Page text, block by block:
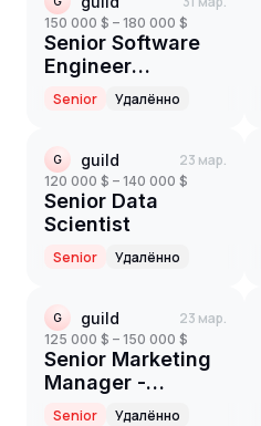
150 000 $ – 180 000 $
Senior Software
Engineer
(Remote)
Senior Удалённо
G guild 23 мар.
120 000 $ – 140 000 $
Senior Data
Scientist
Senior Удалённо
G guild 23 мар.
125 000 $ – 150 000 $
Senior Marketing
Manager -
Academy
Senior Удалённо